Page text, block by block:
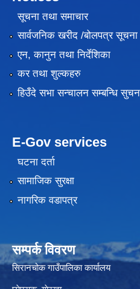
सूचना तथा समाचार
सार्वजनिक खरीद /बोलपत्र सूचना
एन, कानुन तथा निर्देशिका
कर तथा शुल्कहरु
हिउँदे सभा सन्चालन सम्बन्धि
E-Gov services
घटना दर्ता
सामाजिक सुरक्षा
नागरिक वडापत्र
सम्पर्क विवरण
सिरानचोक गाउँपालिका कार्यालय